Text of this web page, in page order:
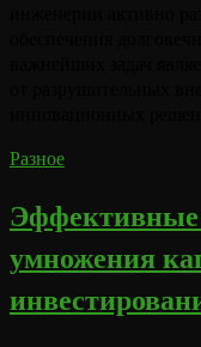
Разное
Эффективные
умножения